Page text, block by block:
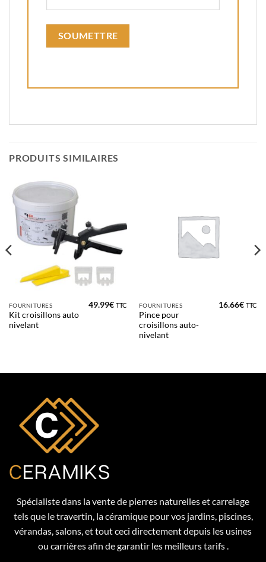
PRODUITS SIMILAIRES
FOURNITURES
Kit croisillons auto
nivelant
49.99€ TTC FOURNITURES
Pince pour
croisillons auto-
nivelant
16.66€ TTC
Spécialiste dans la vente de pierres naturelles et carrelage
tels que le travertin, la céramique pour vos jardins, piscines,
vérandas, salons, et tout ceci directement depuis les usines
ou carrières afin de garantir les meilleurs tarifs .